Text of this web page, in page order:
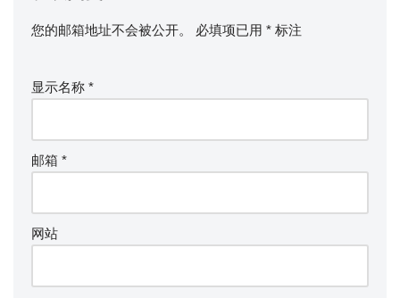
您的邮箱地址不会被公开。 必填项已用 * 标注
显示名称 *
邮箱 *
网站